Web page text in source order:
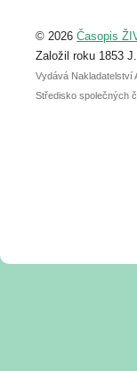
abstraktu
posteru je už
© 2026 Časopis
Založil roku 1853
Vydává Nakladatelství
Středisko společných